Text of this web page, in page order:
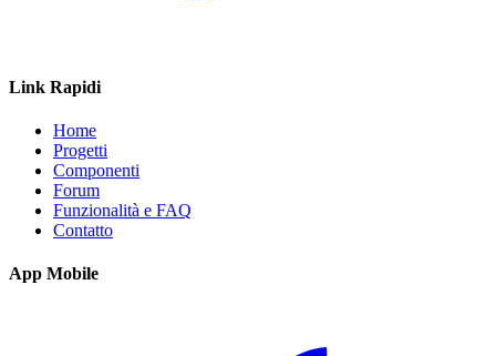
Link Rapidi
Home
Progetti
Componenti
Forum
Funzionalità e FAQ
Contatto
App Mobile